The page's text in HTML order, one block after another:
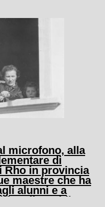
microfono, alla
di
Rho in provincia
maestre che ha
alunni e a
Egidio